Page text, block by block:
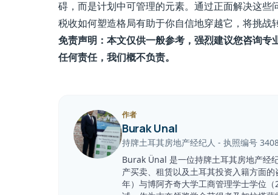
碍，而是计划中可管理的元素。通过正面解决这
税收如何塑造格局有助于你自信地穿越它，将挑战
免责声明：本文仅供一般参考，强烈建议您咨询
任何责任，我们概不负责。
作者
Burak Unal
持牌土耳其房地产经纪人 - 执照编号
Burak Ünal 是一位持牌土耳其房地产经
产买卖、租赁以及土耳其投资入籍方面
年）与博阿齐奇大学工商管理学士学位